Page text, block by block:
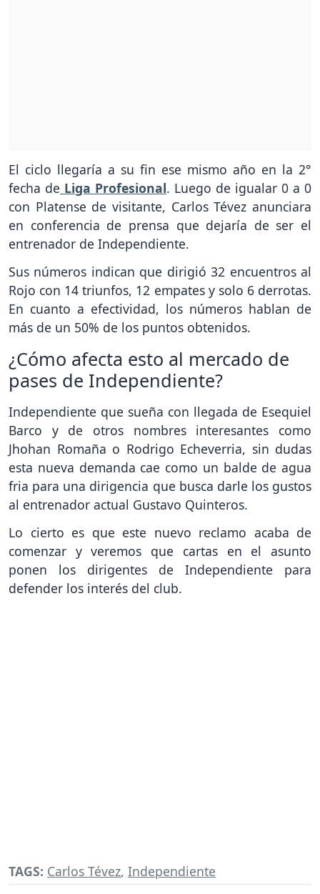
El ciclo llegaría a su fin ese mismo año en la 2°
fecha de Liga Profesional. Luego de igualar 0 a 0
con Platense de visitante, Carlos Tévez anunciara
en conferencia de prensa que dejaría de ser el
entrenador de Independiente.
Sus números indican que dirigió 32 encuentros al
Rojo con 14 triunfos, 12 empates y solo 6 derrotas.
En cuanto a efectividad, los números hablan de
más de un 50% de los puntos obtenidos.
¿Cómo afecta esto al mercado de
pases de Independiente?
Independiente que sueña con llegada de Esequiel
Barco y de otros nombres interesantes como
Jhohan Romaña o Rodrigo Echeverria, sin dudas
esta nueva demanda cae como un balde de agua
fria para una dirigencia que busca darle los gustos
al entrenador actual Gustavo Quinteros.
Lo cierto es que este nuevo reclamo acaba de
comenzar y veremos que cartas en el asunto
ponen los dirigentes de Independiente para
defender los interés del club.
TAGS: Carlos Tévez, Independiente